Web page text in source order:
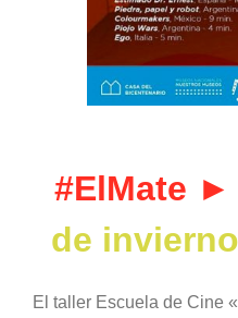
#ElMate ►
de
El taller Escuela de Cine